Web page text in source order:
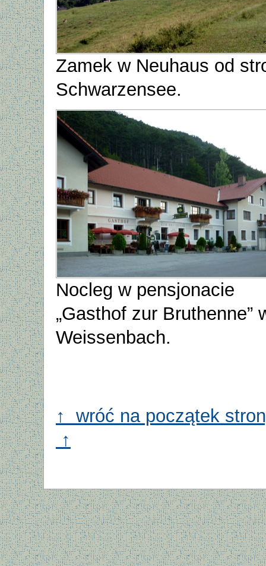
Zamek w Neuhaus od
Schwarzensee.
Nocleg w pensjonacie
„Gasthof zur Bruthenne”
Weissenbach.
↑ wróć na początek
↑